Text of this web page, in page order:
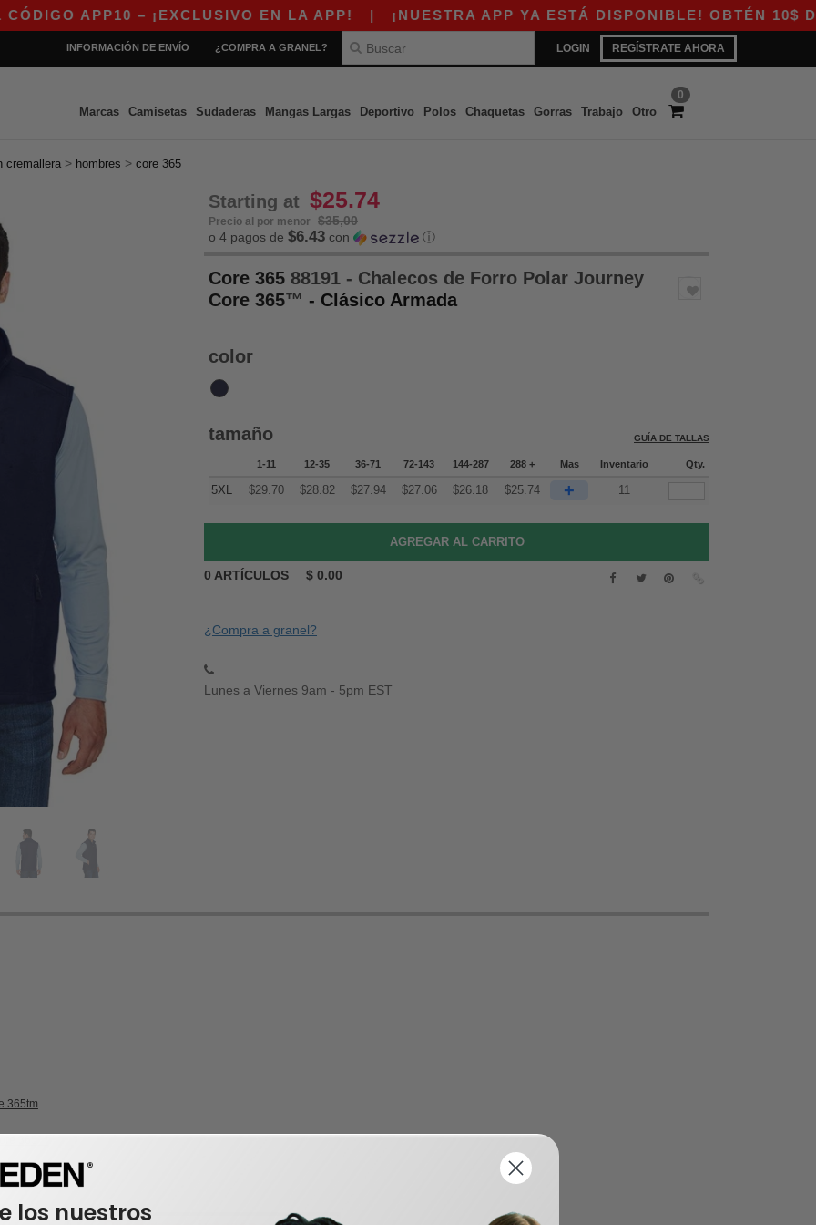
APP10 – ¡EXCLUSIVO EN LA APP!|¡NUESTRA APP YA ESTÁ DISPONIBLE! OBTÉN 10$ DE
LOGIN REGÍSTRATE AHORA
INFORMACIÓN DE ENVÍO ¿COMPRA A GRANEL?
0
Marcas Camisetas Sudaderas Mangas Largas Deportivo Polos Chaquetas Gorras Trabajo Otro
cremallera > hombres > core 365
Starting at $25.74
Precio al por menor
$35,00
o 4 pagos de $6.43 con ⓘ
Core 365 88191 - Chalecos de Forro Polar Journey
Core 365™ - Clásico Armada
color
tamaño GUÍA DE TALLAS
1-11 12-35 36-71 72-143 144-287 288 + Mas Inventario Qty.
5XL $29.70 $28.82 $27.94 $27.06 $26.18 $25.74 + 11
0 ARTÍCULOS $ 0.00
¿Compra a granel?
Lunes a Viernes 9am - 5pm EST
365tm
365™
los nuestros